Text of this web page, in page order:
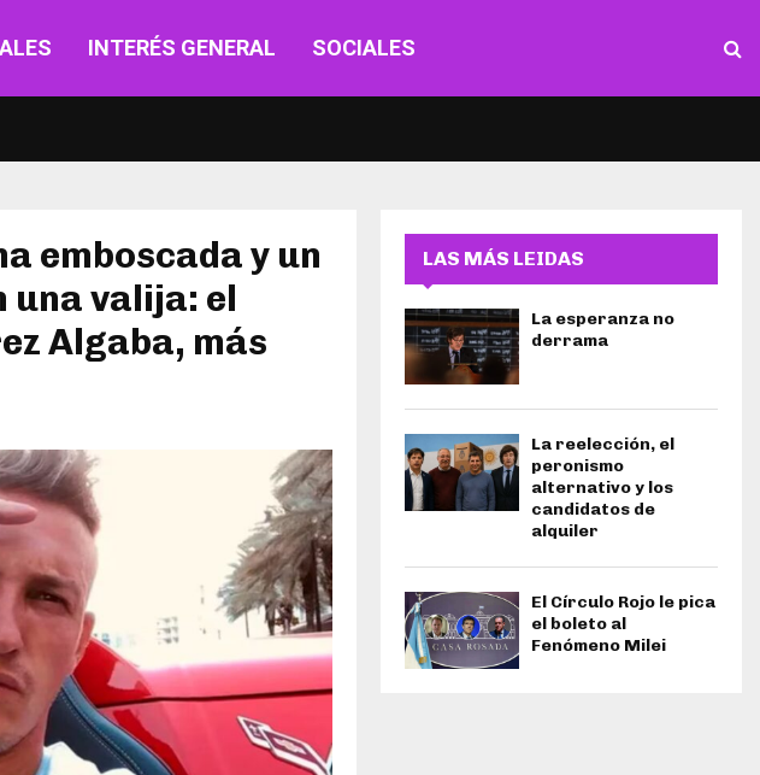
INTERÉS GENERAL SOCIALES
emboscada y un
una valija: el
Algaba, más
LAS MÁS LEIDAS
La esperanza no
derrama
La reelección, el
peronismo
alternativo y los
candidatos de
alquiler
El Círculo Rojo le pica
el boleto al
Fenómeno Milei